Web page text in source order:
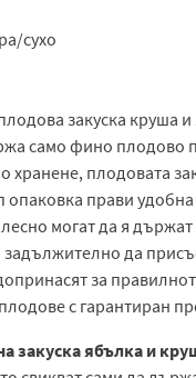
сухо
закуска круша
само фино плодово
хранене, плодовата
опаковка прави
могат да я
да
за
с гарантиран
закуска ябълка и